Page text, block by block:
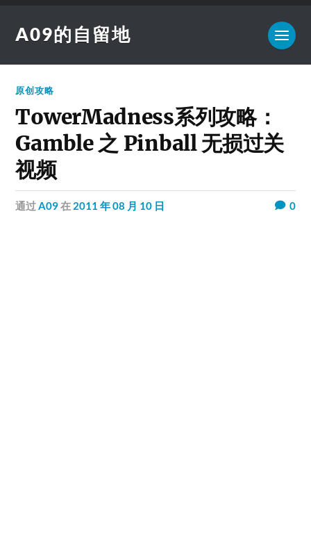
A09的自留地
原创攻略
TowerMadness系列攻略：
Gamble 之 Pinball 无损过关
视频
通过A09在 2011 年 08 月 10 日 0